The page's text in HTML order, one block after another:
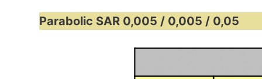
Parabolic SAR 0,005 / 0,005 / 0,05